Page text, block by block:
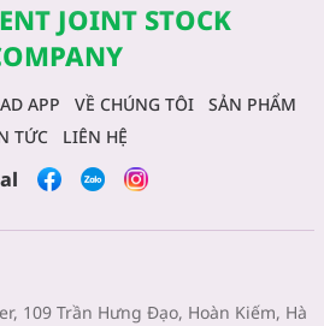
JOINT STOCK
APP VỀ CHÚNG TÔI
SẢN PHẨM
TỨC
LIÊN HỆ
109 Trần Hưng Đạo, Hoàn Kiếm, Hà